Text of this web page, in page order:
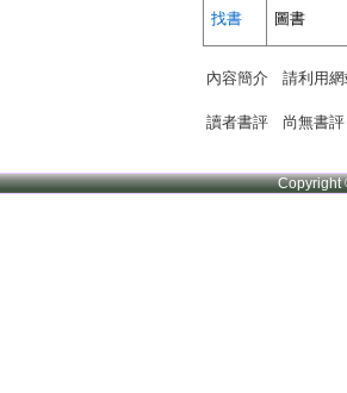
找書 圖書
內容簡介 請利用
讀者書評 尚無書評
Copyright